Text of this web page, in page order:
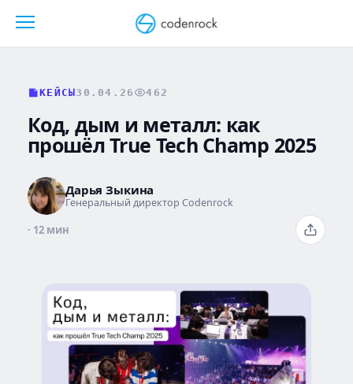
КЕЙСЫ30.04.26 462
Код, дым и металл: как
прошёл True Tech Champ 2025
Дарья Зыкина
Генеральный директор Codenrock
· 12 мин